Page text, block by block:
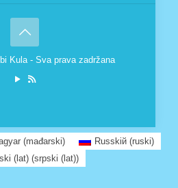
Kula - Sva prava zadržana
(mađarski) Russkiй (ruski)
(lat)(srpski (lat))